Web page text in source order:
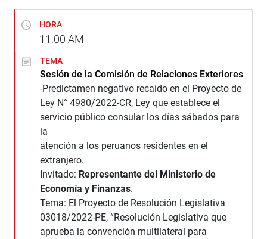
HORA
11:00 AM
TEMA
Sesión de la Comisión de Relaciones Exteriores
-Predictamen negativo recaído en el Proyecto de
Ley N° 4980/2022-CR, Ley que establece el
servicio público consular los días sábados para
la
atención a los peruanos residentes en el
extranjero.
Invitado: Representante del Ministerio de
Economía y Finanzas.
Tema: El Proyecto de Resolución Legislativa
03018/2022-PE, “Resolución Legislativa que
aprueba la convención multilateral para